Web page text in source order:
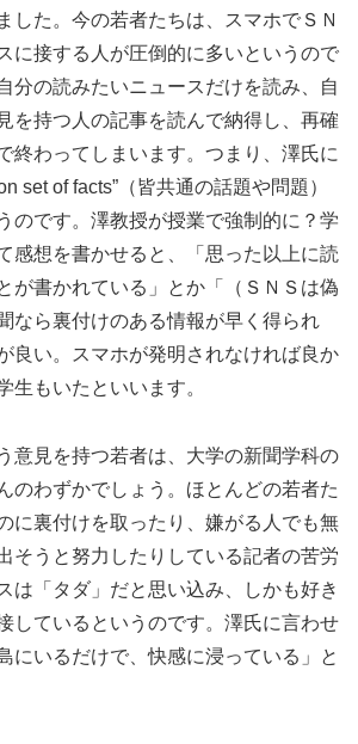
した。今の若者たちは、スマホでＳＮ
に接する人が圧倒的に多いというので
分の読みたいニュースだけを読み、自
を持つ人の記事を読んで納得し、再確
終わってしまいます。つまり、澤氏に
set of facts”（皆共通の話題や問題）
のです。澤教授が授業で強制的に？学
感想を書かせると、「思った以上に読
が書かれている」とか「（ＳＮＳは偽
なら裏付けのある情報が早く得られ
良い。スマホが発明されなければ良か
生もいたといいます。
意見を持つ若者は、大学の新聞学科の
のわずかでしょう。ほとんどの若者た
に裏付けを取ったり、嫌がる人でも無
そうと努力したりしている記者の苦労
は「タダ」だと思い込み、しかも好き
しているというのです。澤氏に言わせ
にいるだけで、快感に浸っている」と